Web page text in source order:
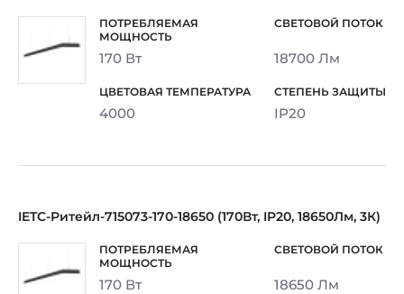
170 Вт 18700 Лм
4000 IP20
IETC-Ритейл-715073-170-18650 (170Вт, IP20, 18650Лм, 3К)
170 Вт 18650 Лм